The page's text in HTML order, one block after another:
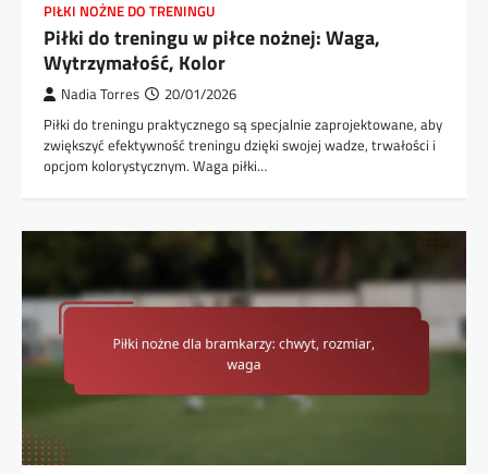
PIŁKI NOŻNE DO TRENINGU
Piłki do treningu w piłce nożnej: Waga,
Wytrzymałość, Kolor
Nadia Torres 20/01/2026
Piłki do treningu praktycznego są specjalnie zaprojektowane, aby
zwiększyć efektywność treningu dzięki swojej wadze, trwałości i
opcjom kolorystycznym. Waga piłki…